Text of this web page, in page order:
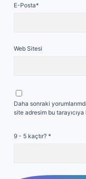
E-Posta*
Web Sitesi
Daha sonraki
site adresim bu
9 - 5 kaçtır? *